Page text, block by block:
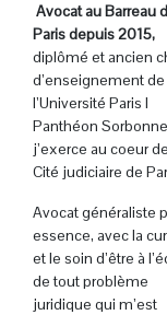
Avocat au Barreau
Paris depuis 2015,
diplômé et ancien
d’enseignement de
l’Université Paris I
Panthéon
j’exerce au coeur
Cité judiciaire de
Avocat généraliste
essence, avec la
et le soin d’être à
de tout problème
juridique qui m’est